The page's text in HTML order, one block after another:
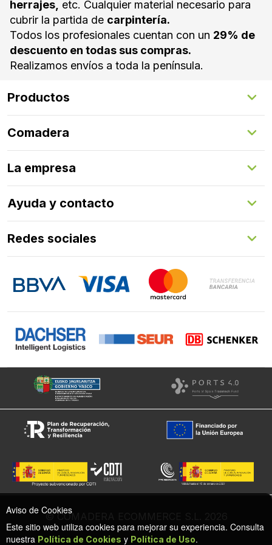
herrajes, etc. Cualquier material necesario para
cubrir la partida de carpintería.
Todos los profesionales cuentan con un 29% de
descuento en todas sus compras.
Realizamos envíos a toda la península.
Productos
Suelos Exteriores
Revestimientos Exteriores
Revestimientos Interiores
Puertas
Herrajes
Comadera
Gestión de servicios
Comadera Connect™
La empresa
Programa de fidelización
Ayuda y contacto
FAQs
Contacto
Redes sociales
Instagram
Facebook
© COMADERA ECOMMERCE S.L. 2026
Aviso de Cookies
Este sitio web utiliza cookies para mejorar su experiencia. Consulta
nuestra Política de Cookies y Política de Uso.